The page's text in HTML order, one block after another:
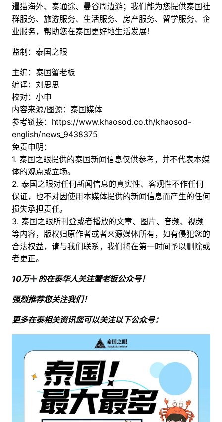
暹猫海外、泰通途、曼谷周边游； 我们能为您提供泰国社
群服务、旅游服务、生活服务、房产服务、留学服务、企
业服务，帮助您在泰国更好地生活发展！
监制：泰国之眼
主编：泰国蟹老板
编译：刘思思
校对：小申
内容来源/图源：泰国媒体
参考链接： https://www.khaosod.co.th/khaosod-
english/news_9438375
免责申明：
1. 泰国之眼提供的泰国新闻信息仅供参考，并不代表本媒
体的观点或立场。
2. 泰国之眼对任何新闻信息的真实性、客观性不作任何
保证，也不对因使用本媒体提供的新闻信息而产生的任何
损失承担责任。
3. 泰国之眼所刊登或者播放的文章、图片、音频、视频
等内容，版权归原作者或者来源媒体所有，如有侵犯您的
合法权益，请与我们联系，我们将在第一时间予以删除或
者更正。
10万 的在泰华人关注蟹老板公众号！
强烈推荐您关注我们！
更多在泰相关资讯您可以关注以下公众号：